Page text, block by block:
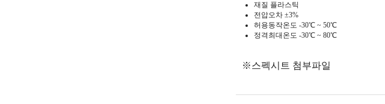
재질 플라스틱
전압오차 ±3%
허용동작온도 -30℃ ~ 50℃
정격최대온도 -30℃ ~ 80℃
※스펙시트 첨부파일